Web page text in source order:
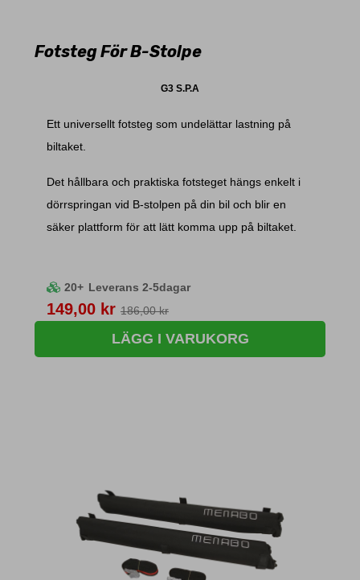
Fotsteg För B-Stolpe
G3 S.P.A
Ett universellt fotsteg som undelättar lastning på
biltaket.
Det hållbara och praktiska fotsteget hängs enkelt i
dörrspringan vid B-stolpen på din bil och blir en
säker plattform för att lätt komma upp på biltaket.
20+ Leverans 2-5dagar
Pris
149,00 kr 186,00 kr
LÄGG I VARUKORG